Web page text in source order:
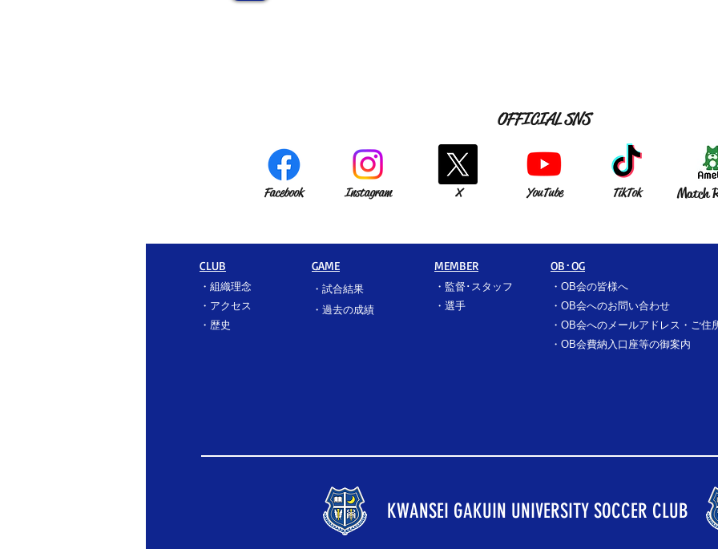
OFFICIAL SNS
Facebook Instagram X YouTube TikTok Match
CLUB
・ 組織理念
・ アクセス
​・ 歴史
GAME
・ 試合結果
​・過去の成績
MEMBER
・ 監督･スタッフ
​・ 選手
OB･OG
​・ OB会の皆様へ
​・ OB会へのお問い合わせ
・ OB会へのメールアドレス・ご住
​・ OB会費納入口座等の御案内
KWANSEI GAKUIN UNIVERSITY SOCCER CLUB